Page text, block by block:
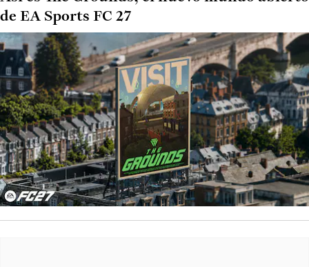
de EA Sports FC 27